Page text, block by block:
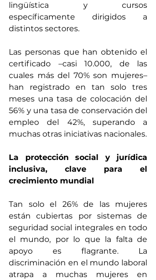
lingüística y cursos
específicamente dirigidos a
distintos sectores.
Las personas que han obtenido el
certificado –casi 10.000, de las
cuales más del 70% son mujeres–
han registrado en tan solo tres
meses una tasa de colocación del
56% y una tasa de conservación del
empleo del 42%, superando a
muchas otras iniciativas nacionales.
La protección social y jurídica
inclusiva, clave para el
crecimiento mundial
Tan solo el 26% de las mujeres
están cubiertas por sistemas de
seguridad social integrales en todo
el mundo, por lo que la falta de
apoyo es flagrante. La
discriminación en el mundo laboral
atrapa a muchas mujeres en